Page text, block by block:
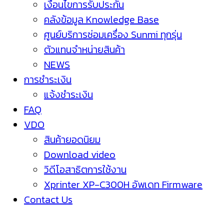
เงื่อนไขการรับประกัน
คลังข้อมูล Knowledge Base
ศูนย์บริการซ่อมเครื่อง Sunmi ทุกรุ่น
ตัวแทนจำหน่ายสินค้า
NEWS
การชำระเงิน
แจ้งชำระเงิน
FAQ
VDO
สินค้ายอดนิยม
Download video
วิดีโอสาธิตการใช้งาน
Xprinter XP-C300H อัพเดท Firmware
Contact Us